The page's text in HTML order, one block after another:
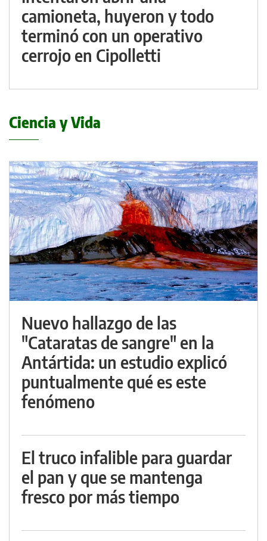
camioneta, huyeron y todo
terminó con un operativo
cerrojo en Cipolletti
Ciencia y Vida
Nuevo hallazgo de las
"Cataratas de sangre" en la
Antártida: un estudio explicó
puntualmente qué es este
fenómeno
El truco infalible para guardar
el pan y que se mantenga
fresco por más tiempo